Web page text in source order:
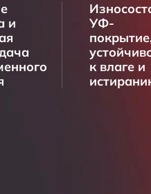
и
УФ-
к влаге и